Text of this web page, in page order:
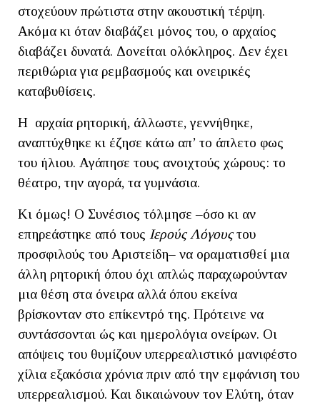
στοχεύουν πρώτιστα στην ακουστική τέρψη.
Ακόμα κι όταν διαβάζει μόνος του, ο αρχαίος
διαβάζει δυνατά. Δονείται ολόκληρος. Δεν έχει
περιθώρια για ρεμβασμούς και ονειρικές
καταβυθίσεις.
Η αρχαία ρητορική, άλλωστε, γεννήθηκε,
αναπτύχθηκε κι έζησε κάτω απ’ το άπλετο φως
του ήλιου. Αγάπησε τους ανοιχτούς χώρους: το
θέατρο, την αγορά, τα γυμνάσια.
Κι όμως! Ο Συνέσιος τόλμησε –όσο κι αν
επηρεάστηκε από τους Ιερούς Λόγουςτου
προσφιλούς του Αριστείδη– να οραματισθεί μια
άλλη ρητορική όπου όχι απλώς παραχωρούνταν
μια θέση στα όνειρα αλλά όπου εκείνα
βρίσκονταν στο επίκεντρό της. Πρότεινε να
συντάσσονται ώς και ημερολόγια ονείρων. Οι
απόψεις του θυμίζουν υπερρεαλιστικό μανιφέστο
χίλια εξακόσια χρόνια πριν από την εμφάνιση του
υπερρεαλισμού. Και δικαιώνουν τον Ελύτη, όταν